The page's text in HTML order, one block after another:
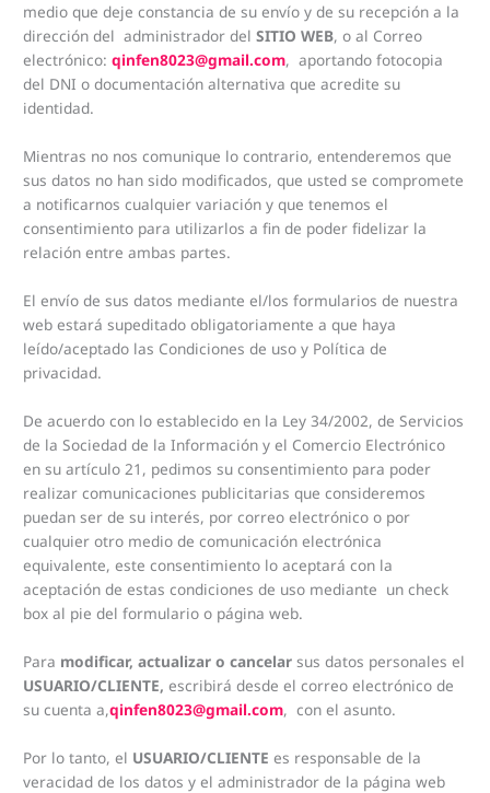
medio que deje constancia de su envío y de su recepción a la
dirección del administrador delSITIO WEB, o al Correo
electrónico:qinfen8023@gmail.com, aportando fotocopia
del DNI o documentación alternativa que acredite su
identidad.
Mientras no nos comunique lo contrario, entenderemos que
sus datos no han sido modificados, que usted se compromete
a notificarnos cualquier variación y que tenemos el
consentimiento para utilizarlos a fin de poder fidelizar la
relación entre ambas partes.
El envío de sus datos mediante el/los formularios de nuestra
web estará supeditado obligatoriamente a que haya
leído/aceptado las Condiciones de uso y Política de
privacidad.
De acuerdo con lo establecido en la Ley 34/2002, de Servicios
de la Sociedad de la Información y el Comercio Electrónico
en su artículo 21, pedimos su consentimiento para poder
realizar comunicaciones publicitarias que consideremos
puedan ser de su interés, por correo electrónico o por
cualquier otro medio de comunicación electrónica
equivalente, este consentimiento lo aceptará con la
aceptación de estas condiciones de uso mediante un check
box al pie del formulario o página web.
Para modificar, actualizar o cancelar sus datos personales el
USUARIO/CLIENTE, escribirá desde el correo electrónico de
su cuenta a,qinfen8023@gmail.com, con el asunto.
Por lo tanto, el USUARIO/CLIENTE es responsable de la
veracidad de los datos y el administrador de la página web